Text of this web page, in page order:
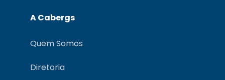
A Cabergs
Quem Somos
Diretoria